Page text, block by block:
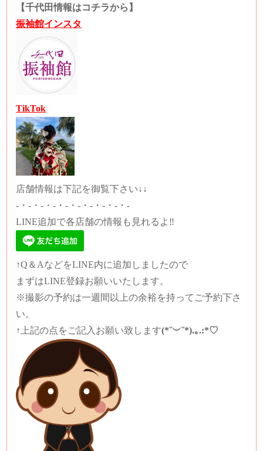
【千代田情報はコチラから】
振袖館インスタ
TikTok
店舗情報は下記を御覧下さい↓↓
-・-・-・-・-・-・-・-・-・-
LINE追加で各店舗の情報も見れるよ‼️
↑Q＆AなどをLINE内に追加しましたので
まずはLINE登録お願いいたします。
※撮影の予約は一週間以上の余裕を持ってご予約下さ
い。
↑上記の点をご記入お願い致します(*˘︶˘*).｡.:*♡